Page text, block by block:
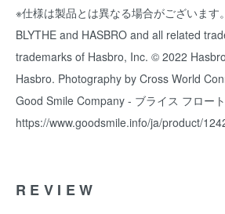
※仕様は製品とは異なる場合がございます。
BLYTHE and HASBRO and all related
trademarks of Hasbro, Inc. © 2022
Hasbro. Photography by Cross World
Good Smile Company - ブライス フロー
https://www.goodsmile.info/ja/product/
REVIEW